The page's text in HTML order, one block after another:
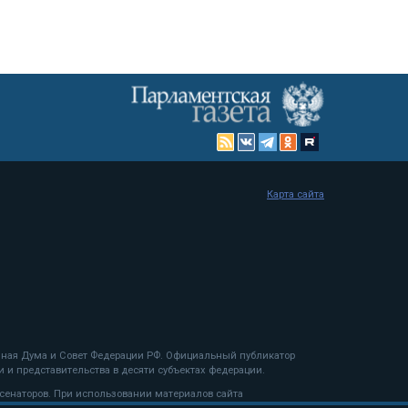
Дума и Совет Федерации РФ. Официальный публикатор
представительства в десяти субъектах федерации.
При использовании материалов сайта
Карта сайта